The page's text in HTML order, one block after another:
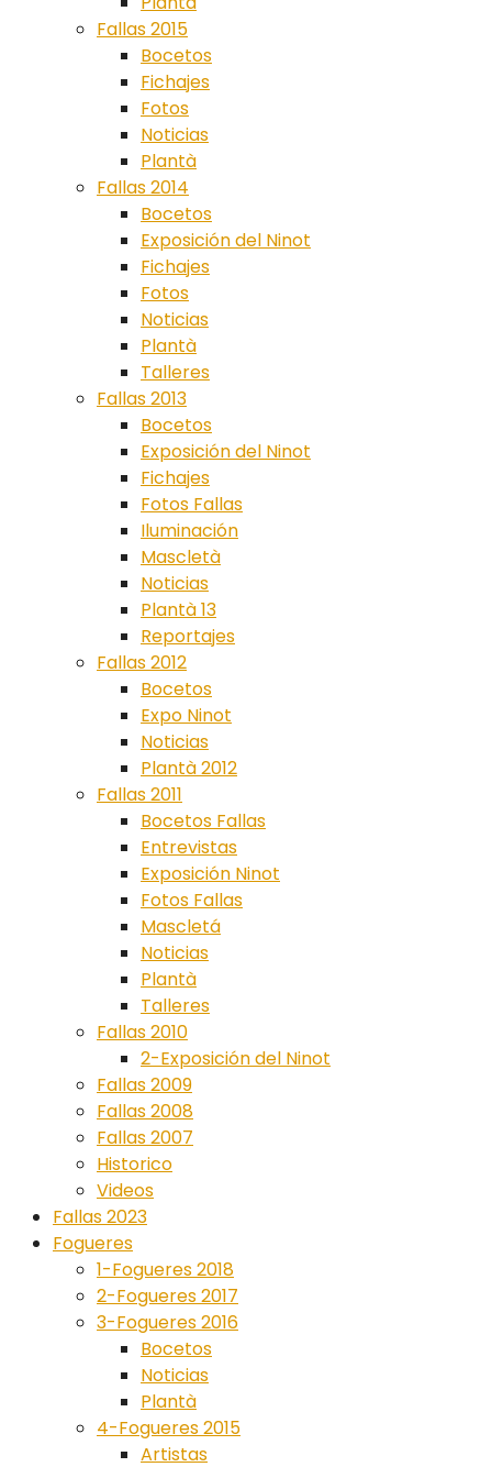
Fallas 2015
Bocetos
Fichajes
Fotos
Noticias
Plantà
Fallas 2014
Bocetos
Exposición del Ninot
Fichajes
Fotos
Noticias
Plantà
Talleres
Fallas 2013
Bocetos
Exposición del Ninot
Fichajes
Fotos Fallas
Iluminación
Mascletà
Noticias
Plantà 13
Reportajes
Fallas 2012
Bocetos
Expo Ninot
Noticias
Plantà 2012
Fallas 2011
Bocetos Fallas
Entrevistas
Exposición Ninot
Fotos Fallas
Mascletá
Noticias
Plantà
Talleres
Fallas 2010
2-Exposición del Ninot
Fallas 2009
Fallas 2008
Fallas 2007
Historico
Videos
Fallas 2023
Fogueres
1-Fogueres 2018
2-Fogueres 2017
3-Fogueres 2016
Bocetos
Noticias
Plantà
4-Fogueres 2015
Artistas